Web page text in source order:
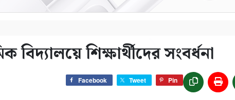
শিক্ষার্থীদের সংবর্ধনা
Facebook Tweet Pin